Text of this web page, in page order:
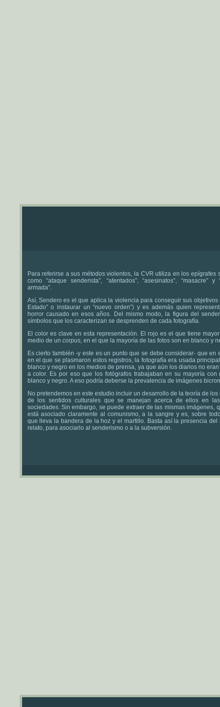
Para referirse a sus métodos violentos, la CVR utiliza en los epígrafes
como “ataque senderista”, “atentados”, “asesinatos”, “masacre” y
armada”.
Así, Sendero es el que aplica la violencia para conseguir sus objetivos
Estado” o instaurar un “nuevo orden”) y es además quien
horror causado en esos años. Del mismo modo, la figura del
símbolos que los caracterizan se desprenden de cada fotografía.
El color es clave en esta representación. El rojo es el que tiene
medio de un corpus, en el que la mayoría de las fotos son en blanco y
Es cierto también -y este es un punto que se debe considerar- que en
en el que se plasmaron estos registros, la fotografía era usada
blanco y negro en los medios de prensa, ya que aún los diarios no
a color. Es por eso que los fotógrafos trabajaban en su mayoría con
blanco y negro. A eso podría deberse la prevalencia de imágenes
No pretendemos en este estudio incluir un desarrollo de la teoría de los
de los sentidos culturales que se manejan acerca de ellos en
sociedades. Sin embargo, se puede extraer de las mismas imágenes,
está asociado claramente al comunismo, a la sangre y es, sobre
que lleva la bandera de la hoz y el martillo. Basta así la presencia del
relato, para asociarlo al senderismo o a la subversión.